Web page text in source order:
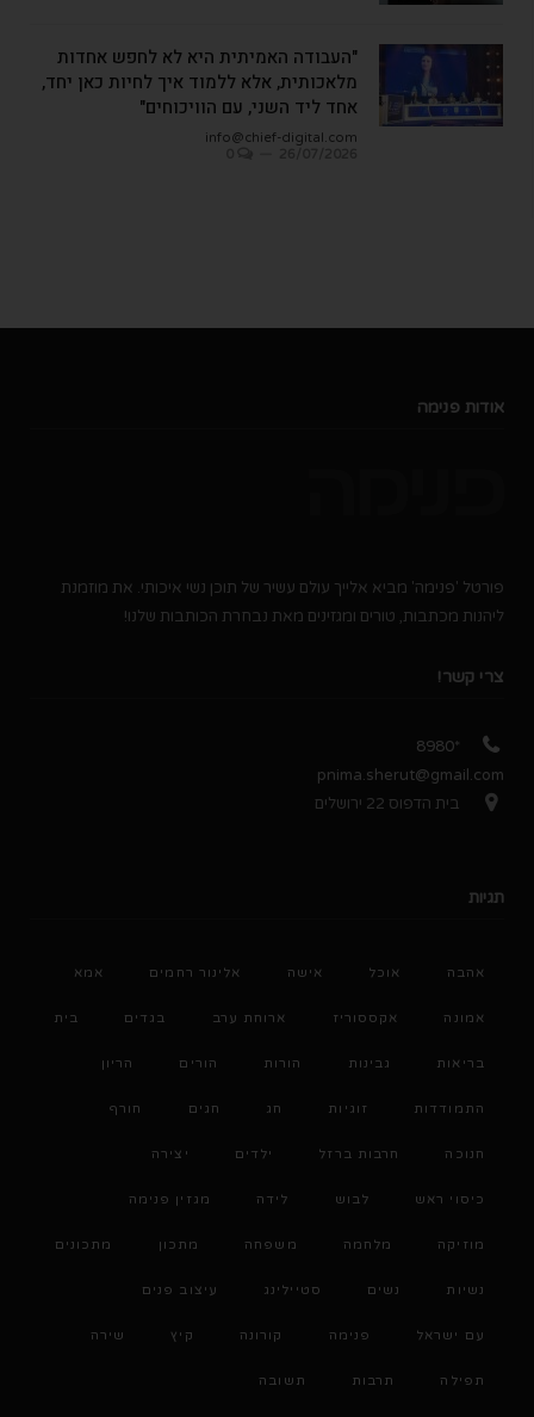
"העבודה האמיתית היא לא לחפש אחדות
מלאכותית, אלא ללמוד איך לחיות כאן יחד,
אחד ליד השני, עם הוויכוחים"
info@chief-digital.com
אודות פנימה
פורטל 'פנימה' מביא אלייך עולם עשיר של תוכן נשי איכותי. את מוזמנת
ליהנות מכתבות, טורים ומגזינים מאת נבחרת הכותבות שלנו!
צרי קשר!
*8980
pnima.sherut@gmail.com
בית הדפוס 22 ירושלים
תגיות
אהבה אוכל אישה אלינור רחמים אמא
אמונה אקססוריז ארוחת ערב בגדים בית
בריאות גבינות הורות הורים הריון
התמודדות זוגיות חג חגים חורף
חנוכה חרבות ברזל ילדים יצירה
כיסוי ראש לבוש לידה מגזין פנימה
מוזיקה מלחמה משפחה מתכון מתכונים
נשיות נשים סטיילינג עיצוב פנים
עם ישראל פנימה קורונה קיץ שירה
תפילה תרבות תשובה